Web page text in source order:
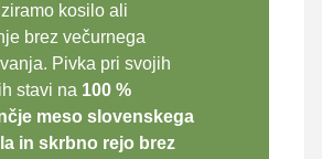
kosilo ali
brez večurnega
Pivka pri svojih
stavi na 100 %
meso slovenskega
in skrbno rejo brez